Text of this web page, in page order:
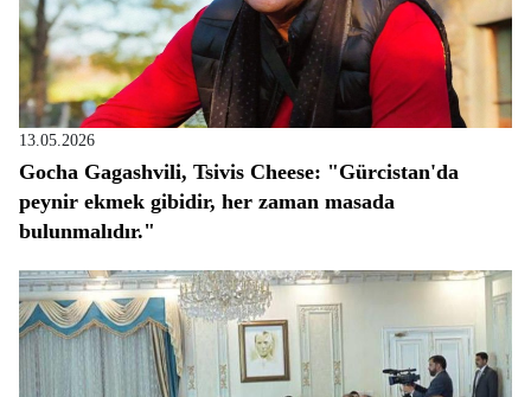
13.05.2026
Gocha Gagashvili, Tsivis Cheese: "Gürcistan'da
peynir ekmek gibidir, her zaman masada
bulunmalıdır."